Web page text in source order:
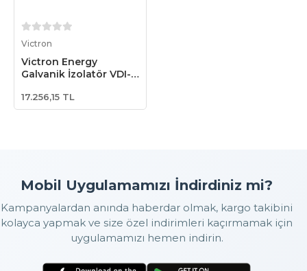
Victron
Victron Energy
Galvanik İzolatör VDI-
(GDI000032000)
17.256,15 TL
Mobil Uygulamamızı İndirdiniz mi?
Kampanyalardan anında haberdar olmak, kargo takibini
kolayca yapmak ve size özel indirimleri kaçırmamak için
uygulamamızı hemen indirin.